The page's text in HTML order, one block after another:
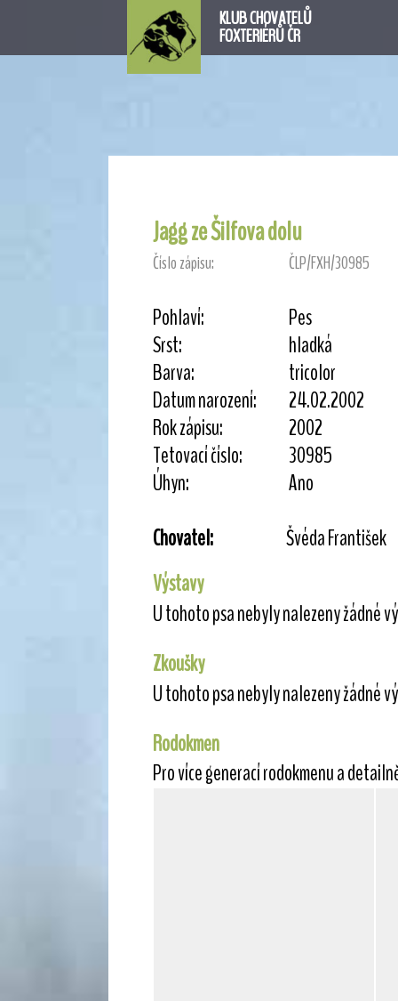
KLUB CHOVATELŮ
FOXTERIÉRŮ ČR
Jagg ze Šilfova dolu
Číslo zápisu: ČLP/FXH/30985
Pohlaví:
Pes
Srst:
hladká
Barva:
tricolor
Datum narození:
24.02.2002
Rok zápisu:
2002
Tetovací číslo:
30985
Úhyn:
Ano
Chovatel:
Švéda František
Výstavy
U tohoto psa nebyly nalezeny žádné
Zkoušky
U tohoto psa nebyly nalezeny žádné
Rodokmen
Pro více generací rodokmenu a